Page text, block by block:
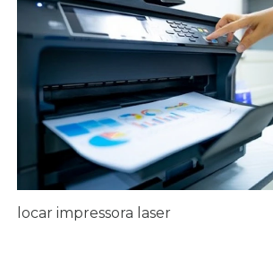
locar impressora laser